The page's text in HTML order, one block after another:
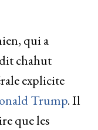
qui a
chahut
explicite
Trump. Il
que les